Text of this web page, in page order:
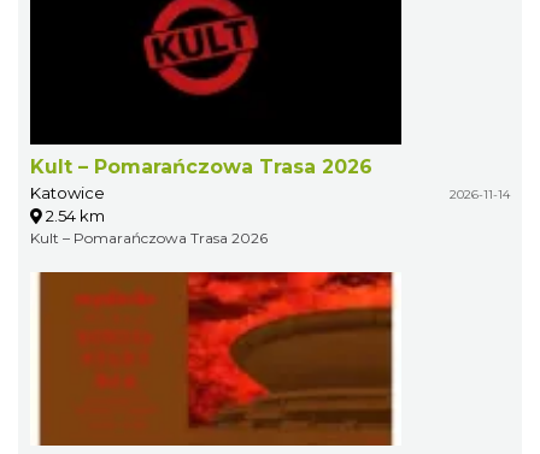
Kult – Pomarańczowa Trasa 2026
Katowice 2026-11-14
2.54 km
Kult – Pomarańczowa Trasa 2026